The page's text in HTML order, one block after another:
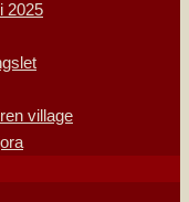
2025
village